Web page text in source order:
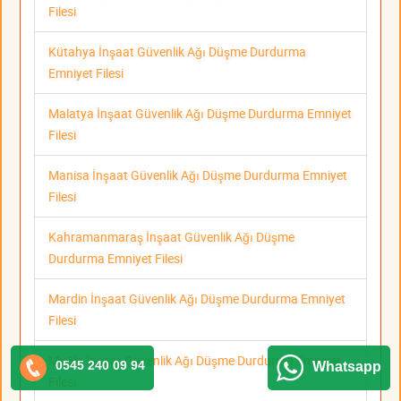
Filesi
Kütahya İnşaat Güvenlik Ağı Düşme Durdurma
Emniyet Filesi
Malatya İnşaat Güvenlik Ağı Düşme Durdurma Emniyet
Filesi
Manisa İnşaat Güvenlik Ağı Düşme Durdurma Emniyet
Filesi
Kahramanmaraş İnşaat Güvenlik Ağı Düşme
Durdurma Emniyet Filesi
Mardin İnşaat Güvenlik Ağı Düşme Durdurma Emniyet
Filesi
Muğla İnşaat Güvenlik Ağı Düşme Durdurma Emniyet
0545 240 09 94 Whatsapp